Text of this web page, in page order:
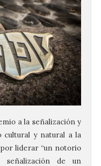
a la señalización y
cultural y natural a la
por liderar “un notorio
señalización de un